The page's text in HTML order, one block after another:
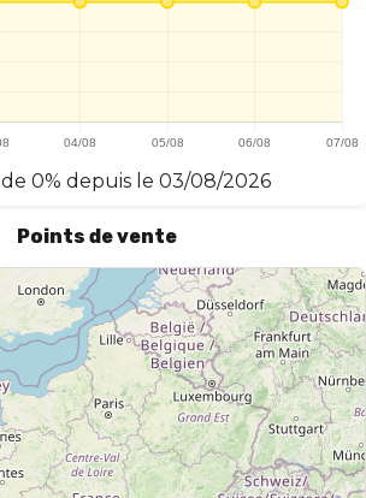
de 0% depuis le 03/08/2026
Points de vente